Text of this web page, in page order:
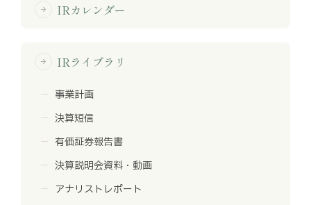
arrow_forward IRカレンダー
arrow_forward IRライブラリ
事業計画
決算短信
有価証券報告書
決算説明会資料・動画
アナリストレポート